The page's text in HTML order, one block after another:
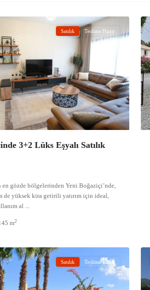
Next
Satılık Teslime Hazır
3+2 Lüks Eşyalı Satılık
en gözde bölgelerinden Yeni Boğaziçi’nde,
de yüksek kira getirili yatırım için ideal,
al
m2
Satılık Teslime Hazır